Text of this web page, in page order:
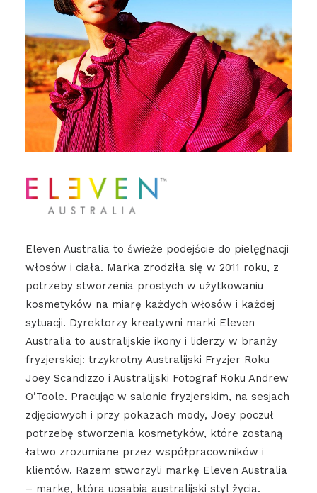
Eleven Australia to świeże podejście do pielęgnacji
włosów i ciała. Marka zrodziła się w 2011 roku, z
potrzeby stworzenia prostych w użytkowaniu
kosmetyków na miarę każdych włosów i każdej
sytuacji. Dyrektorzy kreatywni marki Eleven
Australia to australijskie ikony i liderzy w branży
fryzjerskiej: trzykrotny Australijski Fryzjer Roku
Joey Scandizzo i Australijski Fotograf Roku Andrew
O’Toole. Pracując w salonie fryzjerskim, na sesjach
zdjęciowych i przy pokazach mody, Joey poczuł
potrzebę stworzenia kosmetyków, które zostaną
łatwo zrozumiane przez współpracowników i
klientów. Razem stworzyli markę Eleven Australia
– markę, która uosabia australijski styl życia.